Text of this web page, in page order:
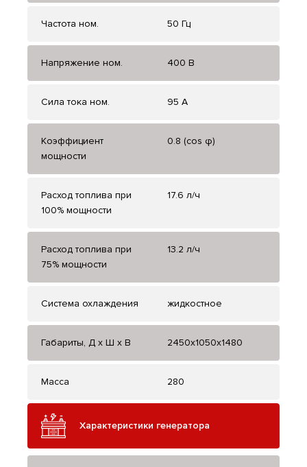
Частота ном. 50 Гц
Напряжение ном. 400 В
Сила тока ном. 95 А
Коэффициент
мощности
0.8 (cos φ)
Расход топлива при
100% мощности
17.6 л/ч
Расход топлива при
75% мощности
13.2 л/ч
Система охлаждения жидкостное
Габариты, Д x Ш x В 2450x1050x1480
Масса 280
Характеристики генератора